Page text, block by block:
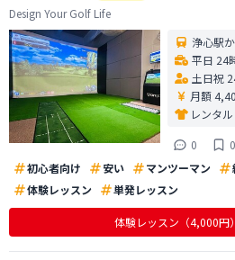
Design Your Golf Life
浄心駅
平日 24
土日祝
月額
レンタル
0
0
初心者向け
安い マンツーマン
体験レッスン
単発レッスン
体験レッスン （4,000円）